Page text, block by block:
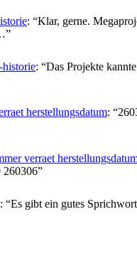
: “Klar, gerne.
”
historie: “Das Projekte
herstellungsdatum: “
verraet
260306”
: “Es gibt ein gutes